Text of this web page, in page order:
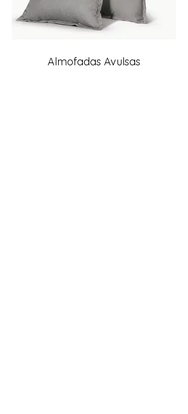
Almofadas Avulsas